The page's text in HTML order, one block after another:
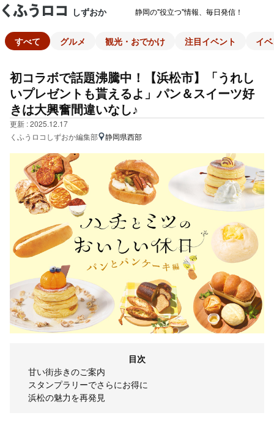
しずおか 静岡の"役立つ"情報、毎日発信！
すべて グルメ 観光・おでかけ 注目イベント イ
初コラボで話題沸騰中！【浜松市】「うれし
いプレゼントも貰えるよ」パン＆スイーツ好
きは大興奮間違いなし♪
更新 : 2025.12.17
くふうロコしずおか編集部
静岡県西部
目次
甘い街歩きのご案内
スタンプラリーでさらにお得に
浜松の魅力を再発見